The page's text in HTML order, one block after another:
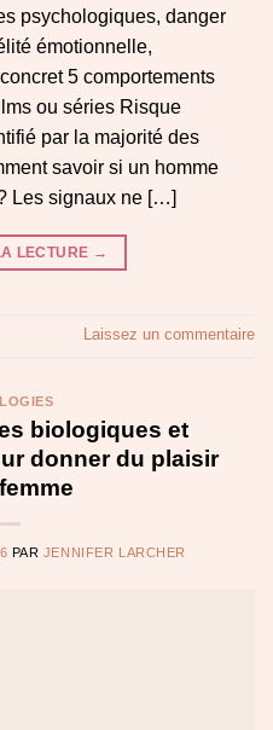
psychologiques, danger
émotionnelle,
5 comportements
ou séries Risque
par la majorité des
savoir si un homme
Les signaux ne […]
LECTURE →
Laissez un commentaire
biologiques et
donner du plaisir
PAR JENNIFER LARCHER